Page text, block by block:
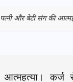
और बेटी संग की
कर्ज से